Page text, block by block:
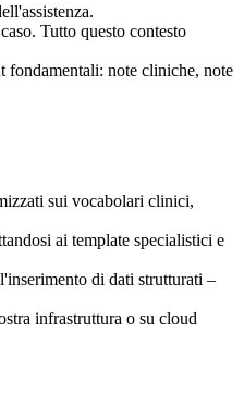
Tutto questo contesto
fondamentali: note cliniche, note
sui vocabolari clinici,
ai template specialistici e
di dati strutturati –
infrastruttura o su cloud